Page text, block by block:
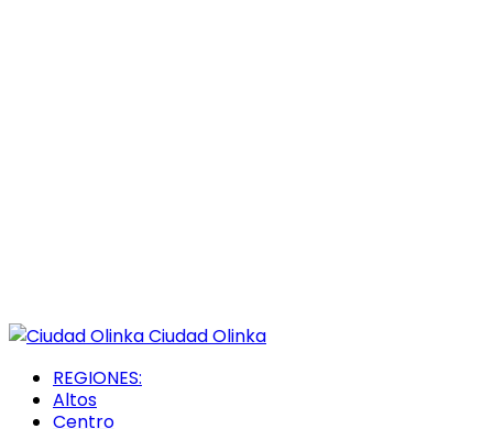
Ciudad Olinka
REGIONES:
Altos
Centro